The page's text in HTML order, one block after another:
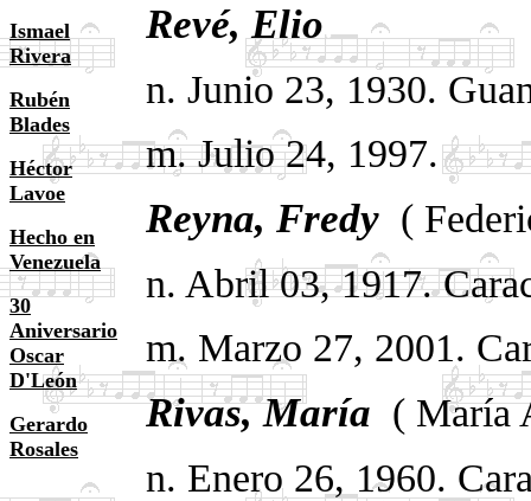
Ismael
Rivera
Rubén
Blades
Héctor
Lavoe
Hecho en
Venezuela
30
Aniversario
Oscar
D'León
Gerardo
Rosales
Revé, Elio.
n. Junio 23, 1930.
m. Julio 24, 1997.
Reyna, Fredy (
n. Abril 03, 1917.
m. Marzo 27, 2001.
Rivas, María ( María
n. Enero 26, 1960.